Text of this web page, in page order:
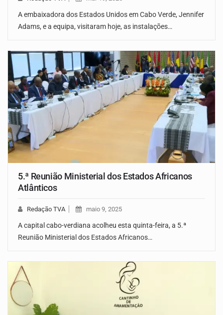
A embaixadora dos Estados Unidos em Cabo Verde, Jennifer
Adams, e a equipa, visitaram hoje, as instalações…
5.ª Reunião Ministerial dos Estados Africanos
Atlânticos
Redação TVA maio 9, 2025
A capital cabo-verdiana acolheu esta quinta-feira, a 5.ª
Reunião Ministerial dos Estados Africanos…